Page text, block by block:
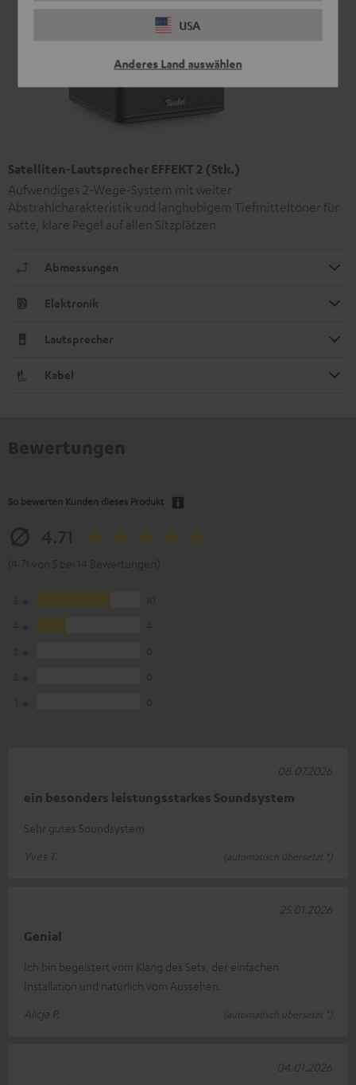
USA
Anderes Land auswählen
Satelliten-Lautsprecher EFFEKT 2 (Stk.)
Aufwendiges 2-Wege-System mit weiter
Abstrahlcharakteristik und langhubigem Tiefmitteltöner für
satte, klare Pegel auf allen Sitzplätzen
Abmessungen
Elektronik
Lautsprecher
Kabel
So bewerten Kunden dieses Produkt
ein besonders leistungsstarkes Soundsystem
Sehr gutes Soundsystem
Yves T.
(automatisch übersetzt *)
08.07.2026
Genial
Ich bin begeistert vom Klang des Sets, der einfachen
Installation und natürlich vom Aussehen.
Alicja P.
(automatisch übersetzt *)
25.01.2026
04.01.2026